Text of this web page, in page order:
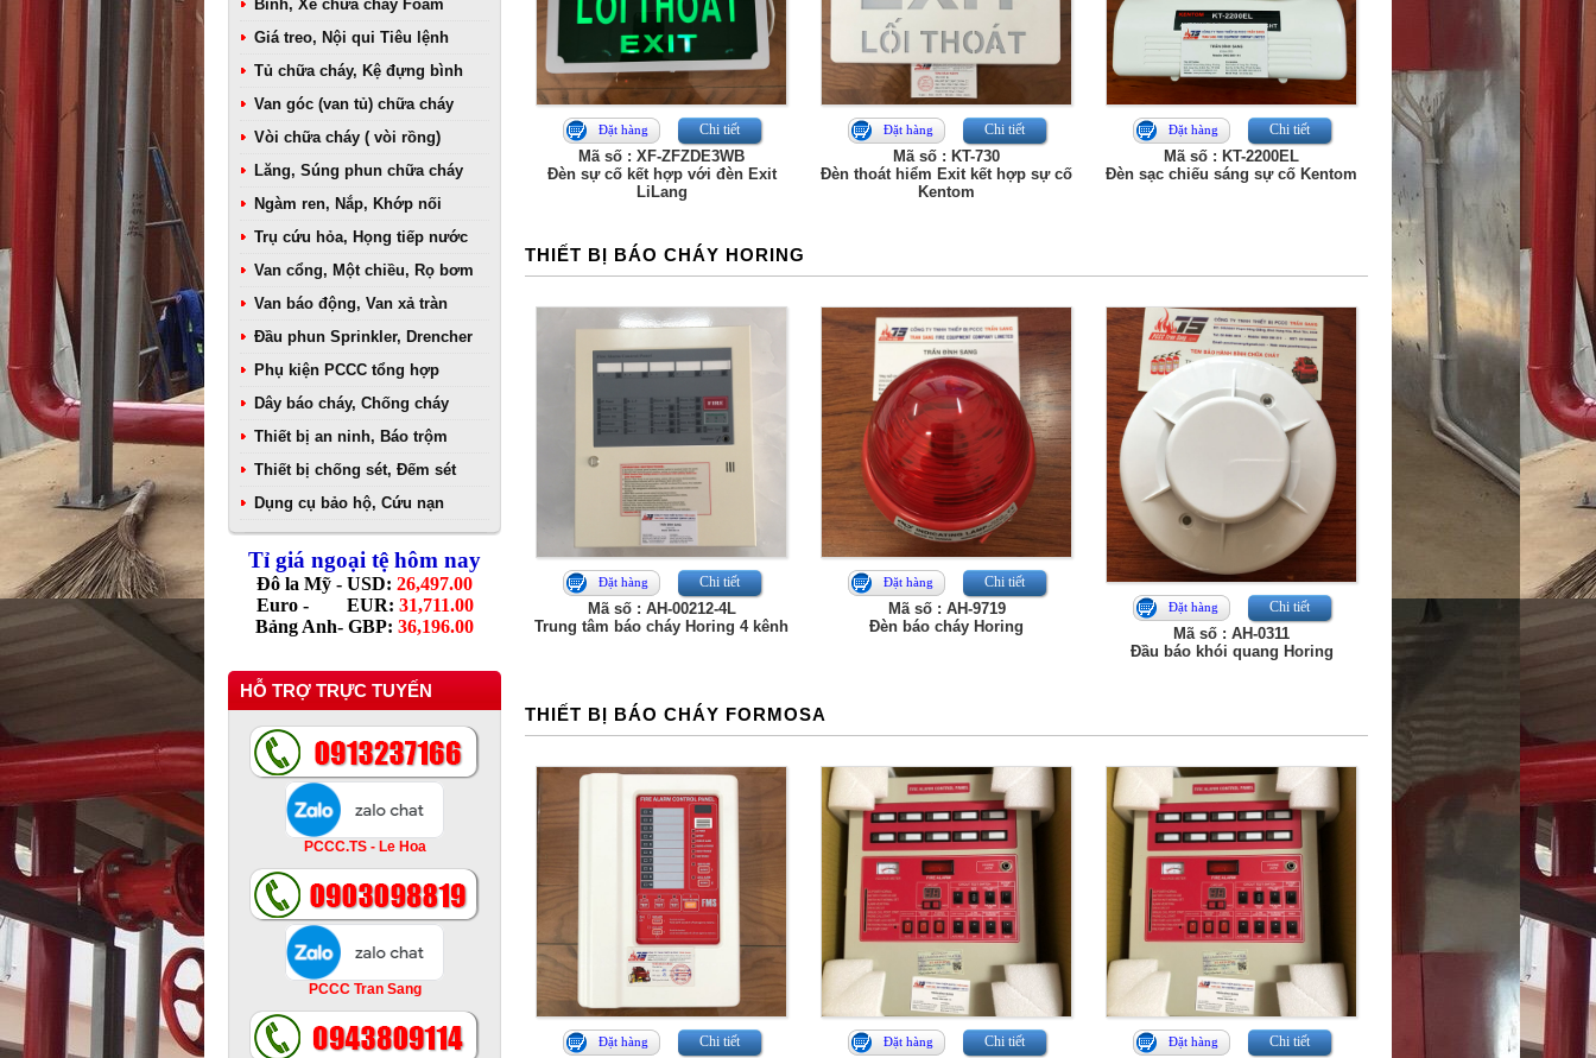
Bình, Xe chữa cháy Foam
Giá treo, Nội qui Tiêu lệnh
Tủ chữa cháy, Kệ đựng bình
Van góc (van tủ) chữa cháy
Vòi chữa cháy ( vòi rồng)
Lăng, Súng phun chữa cháy
Ngàm ren, Nắp, Khớp nối
Trụ cứu hỏa, Họng tiếp nước
Van cổng, Một chiều, Rọ bơm
Van báo động, Van xả tràn
Đầu phun Sprinkler, Drencher
Phụ kiện PCCC tổng hợp
Dây báo cháy, Chống cháy
Thiết bị an ninh, Báo trộm
Thiết bị chống sét, Đếm sét
Dụng cụ bảo hộ, Cứu nạn
Tỉ giá ngoại tệ hôm nay
Đô la Mỹ - USD: 26,497.00
Euro - EUR: 31,711.00
Bảng Anh- GBP: 36,196.00
HỖ TRỢ TRỰC TUYẾN
PCCC.TS - Le Hoa
PCCC Tran Sang
Đặt hàng Chi tiết
Mã số : XF-ZFZDE3WB
Đèn sự cố kết hợp với đèn Exit
LiLang
Đặt hàng Chi tiết
Mã số : KT-730
Đèn thoát hiểm Exit kết hợp sự cố
Kentom
Đặt hàng Chi tiết
Mã số : KT-2200EL
Đèn sạc chiếu sáng sự cố Kentom
THIẾT BỊ BÁO CHÁY HORING
Đặt hàng Chi tiết
Mã số : AH-00212-4L
Trung tâm báo cháy Horing 4 kênh
Đặt hàng Chi tiết
Mã số : AH-9719
Đèn báo cháy Horing
Đặt hàng Chi tiết
Mã số : AH-0311
Đầu báo khói quang Horing
THIẾT BỊ BÁO CHÁY FORMOSA
Đặt hàng Chi tiết Đặt hàng Chi tiết Đặt hàng Chi tiết